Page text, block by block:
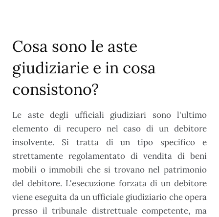
Cosa sono le aste
giudiziarie e in cosa
consistono?
Le aste degli ufficiali giudiziari sono l'ultimo
elemento di recupero nel caso di un debitore
insolvente. Si tratta di un tipo specifico e
strettamente regolamentato di vendita di beni
mobili o immobili che si trovano nel patrimonio
del debitore. L'esecuzione forzata di un debitore
viene eseguita da un ufficiale giudiziario che opera
presso il tribunale distrettuale competente, ma